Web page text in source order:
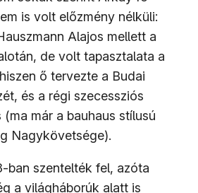
is volt előzmény nélküli:
Alajos mellett a
de volt tapasztalata a
ő tervezte a Budai
és a régi szecessziós
már a bauhaus stílusú
Nagykövetsége).
ban szentelték fel, azóta
a világháborúk alatt is